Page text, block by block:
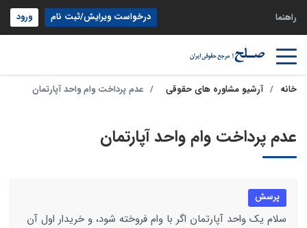
راهنما درخواست ویرایش/ثبت نام ورود
خانه آرشیو مشاوره های حقوقی عدم پرداخت وام واحد آپارتمان
عدم پرداخت وام واحد آپارتمان
پرسش
سلام یک واحد آپارتمان اگر با وام فروخته شود، و خریدار اول آن